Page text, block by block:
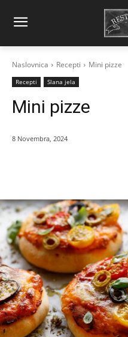
Naslovnica Recepti Mini pizze
Recepti Slana jela
Mini pizze
8 Novembra, 2024